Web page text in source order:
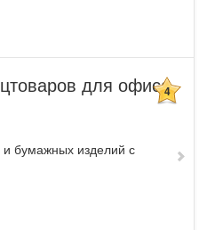
для офиса
4
и бумажных изделий с